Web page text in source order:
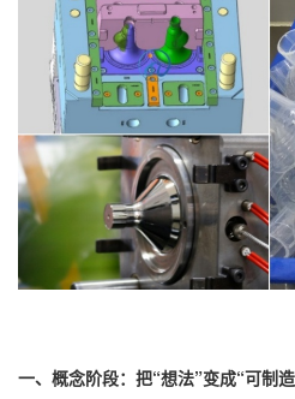
一、概念阶段：把“想法”变成“可制